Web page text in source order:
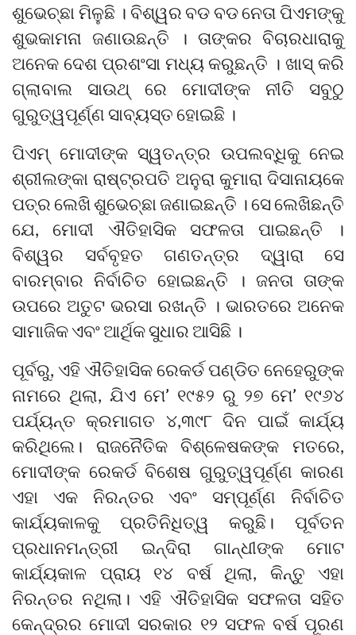
ଶୁଭେଚ୍ଛା ମିଳୁଛି । ବିଶ୍ୱର ବଡ ବଡ ନେତା ପିଏମଙ୍କୁ
ଶୁଭକାମନା ଜଣାଉଛନ୍ତି । ତାଙ୍କର ବିଚାରଧାରାକୁ
ଅନେକ ଦେଶ ପ୍ରଶଂସା ମଧ୍ୟ କରୁଛନ୍ତି । ଖାସ୍ କରି
ଗ୍ଲାବାଲ ସାଉଥ୍ ରେ ମୋଦୀଙ୍କ ନୀତି ସବୁଠୁ
ଗୁରୁତ୍ୱପୂର୍ଣ୍ଣ ସାବ୍ୟସ୍ତ ହୋଇଛି ।
ପିଏମ୍ ମୋଦୀଙ୍କ ସ୍ୱତନ୍ତ୍ର ଉପଲବ୍ଧିକୁ ନେଇ
ଶ୍ରୀଲଙ୍କା ରାଷ୍ଟ୍ରପତି ଅନୁରା କୁମାରା ଦିସାନାୟକେ
ପତ୍ର ଲେଖି ଶୁଭେଚ୍ଛା ଜଣାଇଛନ୍ତି । ସେ ଲେଖିଛନ୍ତି
ଯେ, ମୋଦୀ ଐତିହାସିକ ସଫଳତା ପାଇଛନ୍ତି ।
ବିଶ୍ୱର ସର୍ବବୃହତ ଗଣତନ୍ତ୍ର ଦ୍ୱାରା ସେ
ବାରମ୍ବାର ନିର୍ବାଚିତ ହୋଇଛନ୍ତି । ଜନତା ତାଙ୍କ
ଉପରେ ଅତୁଟ ଭରସା ରଖନ୍ତି । ଭାରତରେ ଅନେକ
ସାମାଜିକ ଏବଂ ଆର୍ଥିକ ସୁଧାର ଆସିଛି ।
ପୂର୍ବରୁ, ଏହି ଐତିହାସିକ ରେକର୍ଡ ପଣ୍ଡିତ ନେହେରୁଙ୍କ
ନାମରେ ଥିଲା, ଯିଏ ମେ’ ୧୯୫୨ ରୁ ୨୭ ମେ’ ୧୯୬୪
ପର୍ଯ୍ୟନ୍ତ କ୍ରମାଗତ ୪,୩୯୮ ଦିନ ପାଇଁ କାର୍ଯ୍ୟ
କରିଥିଲେ। ରାଜନୈତିକ ବିଶ୍ଳେଷକଙ୍କ ମତରେ,
ମୋଦୀଙ୍କ ରେକର୍ଡ ବିଶେଷ ଗୁରୁତ୍ୱପୂର୍ଣ୍ଣ କାରଣ
ଏହା ଏକ ନିରନ୍ତର ଏବଂ ସମ୍ପୂର୍ଣ୍ଣ ନିର୍ବାଚିତ
କାର୍ଯ୍ୟକାଳକୁ ପ୍ରତିନିଧିତ୍ୱ କରୁଛି। ପୂର୍ବତନ
ପ୍ରଧାନମନ୍ତ୍ରୀ ଇନ୍ଦିରା ଗାନ୍ଧୀଙ୍କ ମୋଟ
କାର୍ଯ୍ୟକାଳ ପ୍ରାୟ ୧୪ ବର୍ଷ ଥିଲା, କିନ୍ତୁ ଏହା
ନିରନ୍ତର ନଥିଲା। ଏହି ଐତିହାସିକ ସଫଳତା ସହିତ
କେନ୍ଦ୍ରର ମୋଦୀ ସରକାର ୧୨ ସଫଳ ବର୍ଷ ପୂରଣ